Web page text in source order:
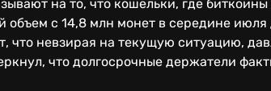
на то, что кошельки, где
объем с 14,8 млн монет в середине
что невзирая на текущую ситуацию,
что долгосрочные держатели